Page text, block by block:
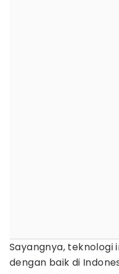
Sayangnya, teknologi
dengan baik di